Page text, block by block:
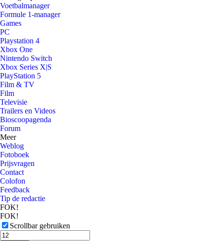
Voetbalmanager
Formule 1-manager
Games
PC
Playstation 4
Xbox One
Nintendo Switch
Xbox Series X|S
PlayStation 5
Film & TV
Film
Televisie
Trailers en Videos
Bioscoopagenda
Forum
Meer
Weblog
Fotoboek
Prijsvragen
Contact
Colofon
Feedback
Tip de redactie
FOK!
FOK!
Scrollbar gebruiken